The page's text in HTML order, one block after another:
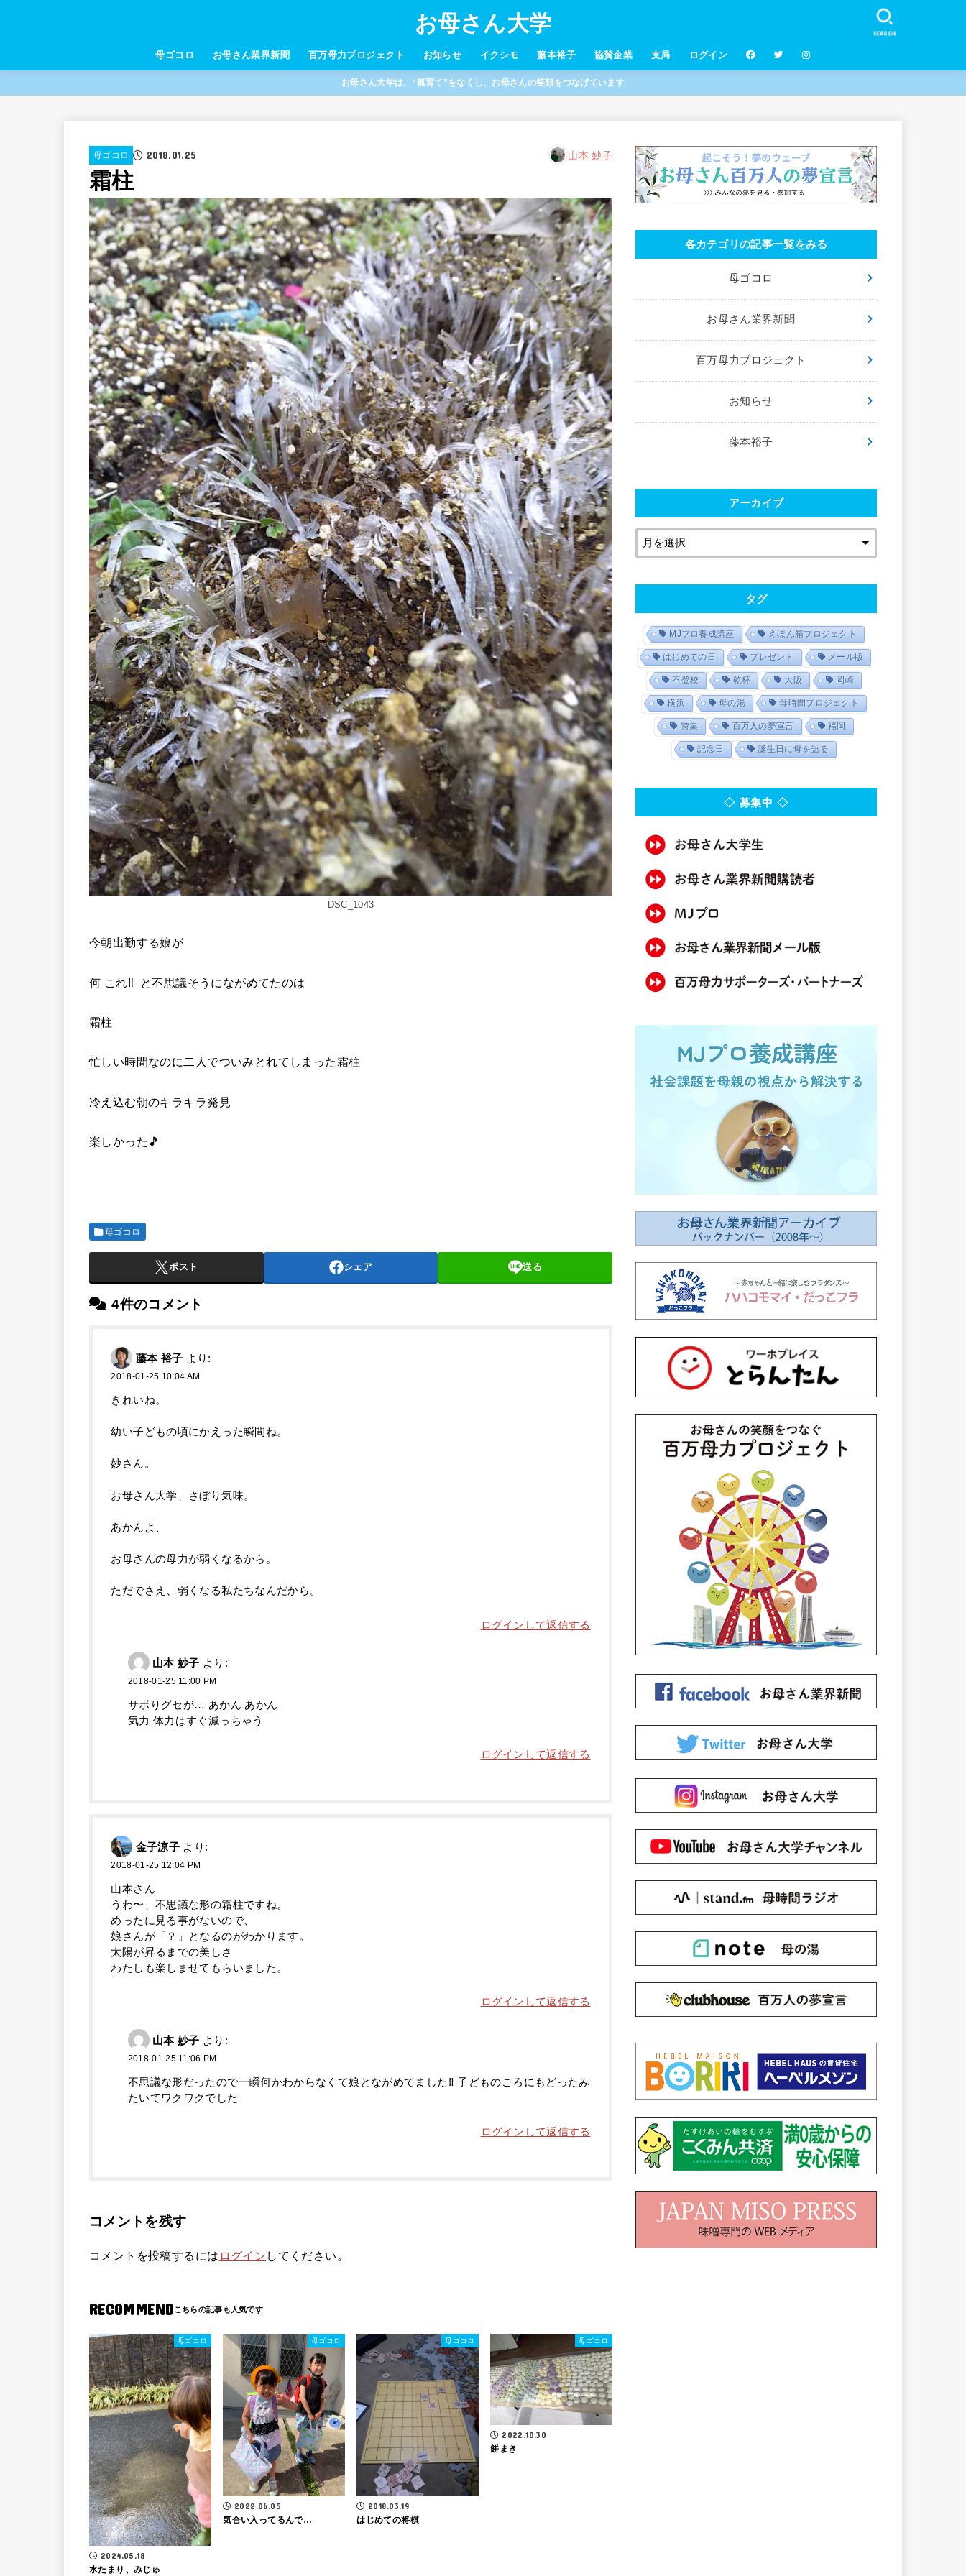
お母さん大学
母ゴコロ お母さん業界新聞 百万母力プロジェクト お知らせ イクシモ 藤本裕子 協賛企業 支局 ログイン
SEARCH
お母さん大学は、“孤育て”をなくし、お母さんの笑顔をつなげています
母ゴコロ 2018.01.25 山本 妙子
霜柱
DSC_1043
今朝出勤する娘が
何 これ‼️ と不思議そうにながめてたのは
霜柱
忙しい時間なのに二人でついみとれてしまった霜柱
冷え込む朝のキラキラ発見
楽しかった🎵
母ゴコロ
ポスト シェア 送る
4件のコメント
藤本 裕子 より:
2018-01-25 10:04 AM
きれいね。
幼い子どもの頃にかえった瞬間ね。
妙さん。
お母さん大学、さぼり気味。
あかんよ、
お母さんの母力が弱くなるから。
ただでさえ、弱くなる私たちなんだから。
ログインして返信する
山本 妙子 より:
2018-01-25 11:00 PM
サボりグセが… あかん あかん
気力 体力はすぐ減っちゃう
ログインして返信する
金子涼子 より:
2018-01-25 12:04 PM
山本さん
うわ〜、不思議な形の霜柱ですね。
めったに見る事がないので、
娘さんが「？」となるのがわかります。
太陽が昇るまでの美しさ
わたしも楽しませてもらいました。
ログインして返信する
山本 妙子 より:
2018-01-25 11:06 PM
不思議な形だったので一瞬何かわからなくて娘とながめてました‼️ 子どものころにもどったみ
たいてワクワクでした
ログインして返信する
コメントを残す
コメントを投稿するには ログイン してください。
RECOMMEND
母ゴコロ
2024.05.18
水たまり、みじゅ
母ゴコロ
2022.06.05
気合い入ってるんで…
母ゴコロ
2018.03.19
はじめての将棋
母ゴコロ
2022.10.30
餅まき
各カテゴリの記事一覧をみる
母ゴコロ
お母さん業界新聞
百万母力プロジェクト
お知らせ
藤本裕子
アーカイブ
タグ
MJプロ養成講座 えほん箱プロジェクト
はじめての日 プレゼント メール版
不登校 乾杯 大阪 岡崎
横浜 母の湯 母時間プロジェクト
特集 百万人の夢宣言 福岡
記念日 誕生日に母を語る
◇ 募集中 ◇